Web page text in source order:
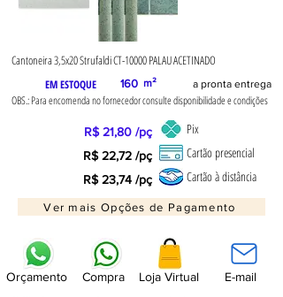
Cantoneira 3,5x20 Strufaldi CT-10000 PALAU ACETINADO
EM ESTOQUE 160 m² a pronta entrega
OBS.: Para encomenda no fornecedor consulte disponibilidade e condições
R$ 21,80 /pç Pix
R$ 22,72 /pç Cartão presencial
R$ 23,74 /pç Cartão à distância
Ver mais Opções de Pagamento
Orçamento Compra Loja Virtual E-mail